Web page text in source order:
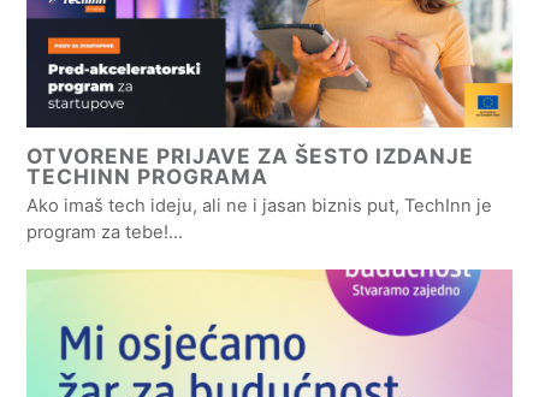
OTVORENE PRIJAVE ZA ŠESTO IZDANJE
TECHINN PROGRAMA
Ako imaš tech ideju, ali ne i jasan biznis put, TechInn je
program za tebe!…